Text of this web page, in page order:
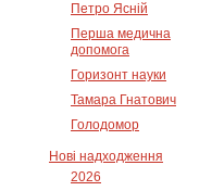
Петро Ясній
Перша медична
допомога
Горизонт науки
Тамара Гнатович
Голодомор
Нові надходження
2026